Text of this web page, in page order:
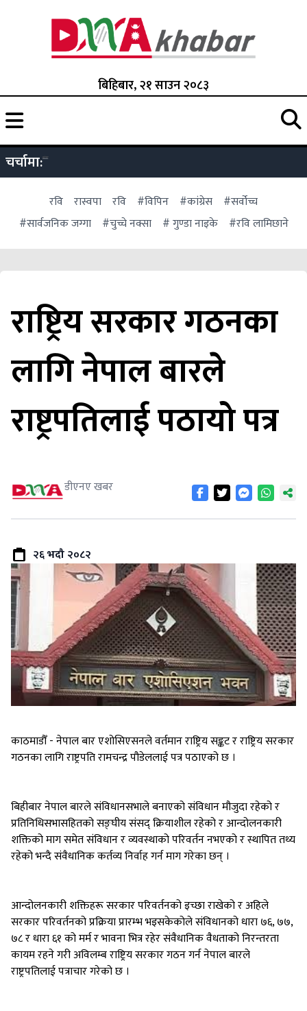
बिहिबार, २१ साउन २०८३
चर्चामा:
रवि रास्वपा रवि #विपिन #कांग्रेस
#सर्वोच्च
#सार्वजनिक जग्गा
#चुच्चे नक्सा # गुण्डा नाइके #रवि लामिछाने
राष्ट्रिय सरकार गठनका
लागि नेपाल बारले
राष्ट्रपतिलाई पठायो पत्र
डीएनए खबर
२६ भदौ २०८२
काठमाडौँ - नेपाल बार एशोसिएसनले वर्तमान राष्ट्रिय सङ्कट र राष्ट्रिय सरकार
गठनका लागि राष्ट्रपति रामचन्द्र पौडेललाई पत्र पठाएको छ ।
बिहीबार नेपाल बारले संविधानसभाले बनाएको संविधान मौजुदा रहेको र
प्रतिनिधिसभासहितको सङ्घीय संसद् क्रियाशील रहेको र आन्दोलनकारी
शक्तिको माग समेत संविधान र व्यवस्थाको परिवर्तन नभएको र स्थापित तथ्य
रहेको भन्दै संवैधानिक कर्तव्य निर्वाह गर्न माग गरेका छन् ।
आन्दोलनकारी शक्तिहरू सरकार परिवर्तनको इच्छा राखेको र अहिले
सरकार परिवर्तनको प्रक्रिया प्रारम्भ भइसकेकोले संविधानको धारा ७६, ७७,
७८ र धारा ६१ को मर्म र भावना भित्र रहेर संवैधानिक वैधताको निरन्तरता
कायम रहने गरी अविलम्ब राष्ट्रिय सरकार गठन गर्न नेपाल बारले
राष्ट्रपतिलाई पत्राचार गरेको छ ।